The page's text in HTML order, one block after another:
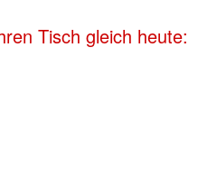
Tisch gleich heute: